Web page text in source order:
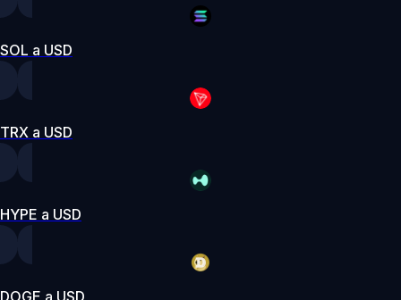
SOL a USD
TRX a USD
HYPE a USD